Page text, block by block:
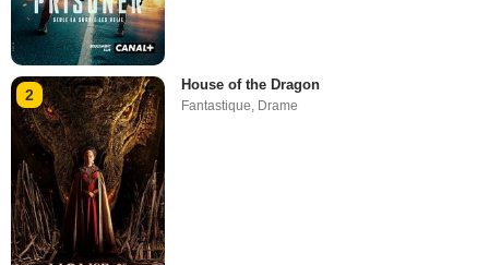
2
House of the Dragon
Fantastique, Drame